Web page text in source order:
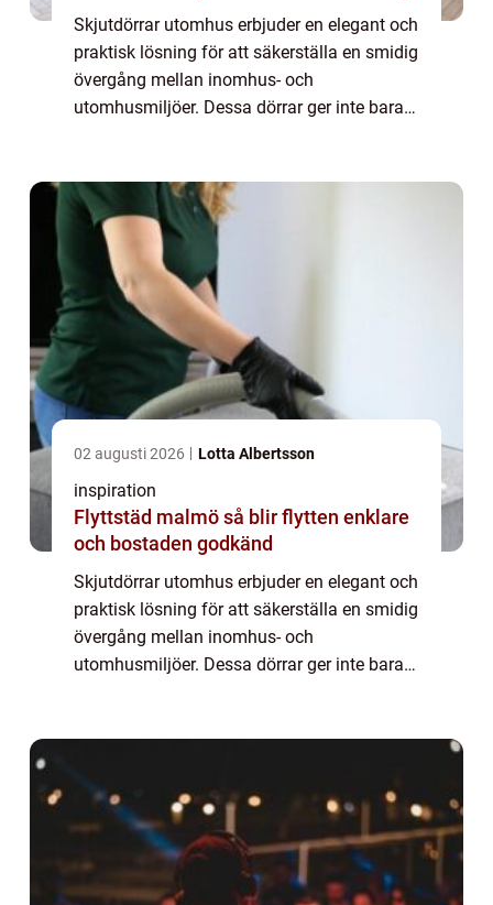
Skjutdörrar utomhus erbjuder en elegant och
praktisk lösning för att säkerställa en smidig
övergång mellan inomhus- och
utomhusmiljöer. Dessa dörrar ger inte bara
02 augusti 2026 Lotta Albertsson
inspiration
Flyttstäd malmö så blir flytten enklare
och bostaden godkänd
Skjutdörrar utomhus erbjuder en elegant och
praktisk lösning för att säkerställa en smidig
övergång mellan inomhus- och
utomhusmiljöer. Dessa dörrar ger inte bara